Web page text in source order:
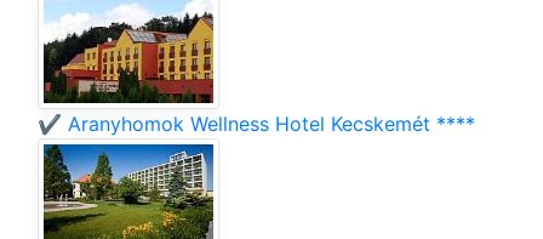
✔️ Aranyhomok Wellness Hotel Kecskemét ****